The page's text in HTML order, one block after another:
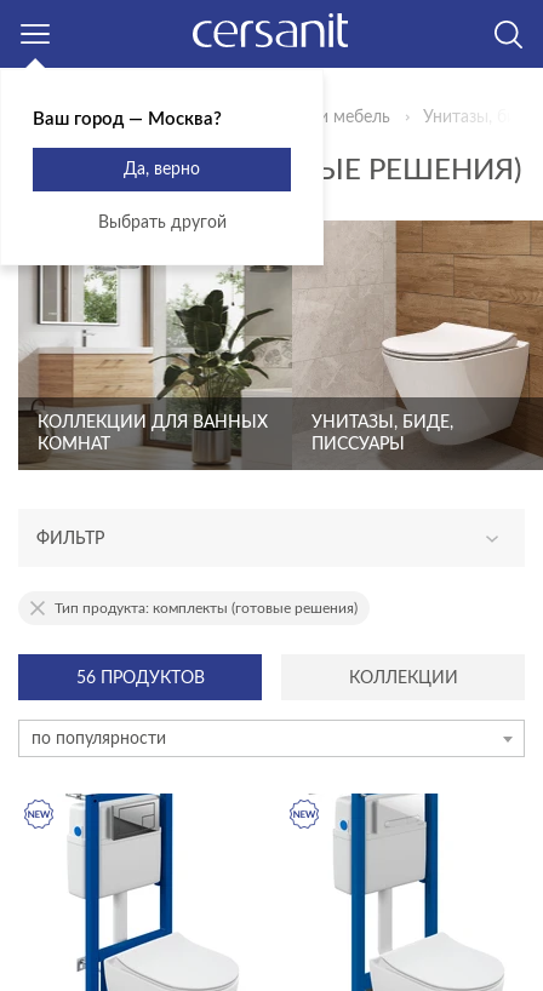
Главная Продукты Сантехника и мебель Унитазы,
КОМПЛЕКТЫ (ГОТОВЫЕ РЕШЕНИЯ)
КОЛЛЕКЦИИ ДЛЯ ВАННЫХ
КОМНАТ
УНИТАЗЫ, БИДЕ,
ПИССУАРЫ
ФИЛЬТР
АССОРТИМЕНТ
эксклюзив
ТИП ПРОДУКТА
комплекты (готовые решения)
AQUA
56 ПРОДУКТОВ КОЛЛЕКЦИИ
по популярности
Тип продукта: комплекты (готовые решения)
Ваш город — Москва?
Да, верно
Выбрать другой